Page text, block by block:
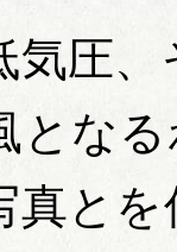
気圧
とな
真と